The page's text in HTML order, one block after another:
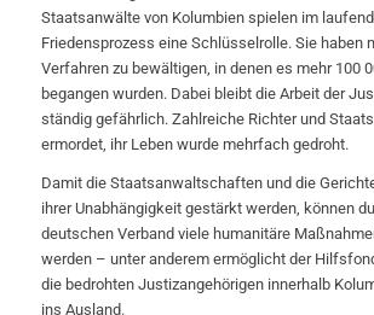
Staatsanwälte von Kolumbien spielen im
Friedensprozess eine Schlüsselrolle. Sie haben
Verfahren zu bewältigen, in denen es mehr 100
begangen wurden. Dabei bleibt die Arbeit der
ständig gefährlich. Zahlreiche Richter und
ermordet, ihr Leben wurde mehrfach gedroht.
Damit die Staatsanwaltschaften und die
ihrer Unabhängigkeit gestärkt werden, können
deutschen Verband viele humanitäre
werden – unter anderem ermöglicht der
die bedrohten Justizangehörigen innerhalb
ins Ausland.